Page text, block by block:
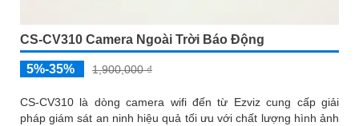
CS-CV310 Camera Ngoài Trời Báo Động
5%-35% 1,900,000 ₫
CS-CV310 là dòng camera wifi đến từ Ezviz cung cấp giải
pháp giám sát an ninh hiệu quả tối ưu với chất lượng hình ảnh